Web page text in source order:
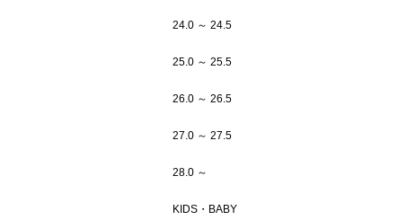
24.0 ～ 24.5
25.0 ～ 25.5
26.0 ～ 26.5
27.0 ～ 27.5
28.0 ～
KIDS・BABY